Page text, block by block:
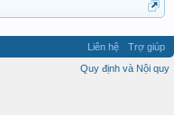
Liên hệ
Trợ giúp
Quy định và Nội quy